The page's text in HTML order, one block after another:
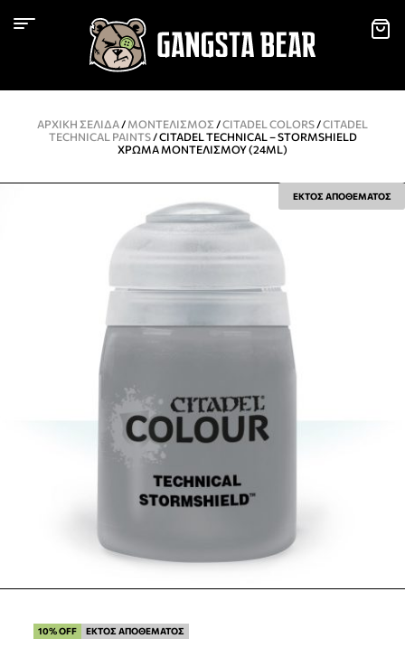
ΑΡΧΙΚΉ ΣΕΛΊΔΑ/ ΜΟΝΤΕΛΙΣΜΌΣ /CITADEL COLORS/CITADEL
TECHNICAL PAINTS/ CITADEL TECHNICAL – STORMSHIELD
ΧΡΏΜΑ ΜΟΝΤΕΛΙΣΜΟΎ (24ML)
ΕΚΤΟΣ ΑΠΟΘΕΜΑΤΟΣ
10% OFF ΕΚΤΟΣ ΑΠΟΘΕΜΑΤΟΣ